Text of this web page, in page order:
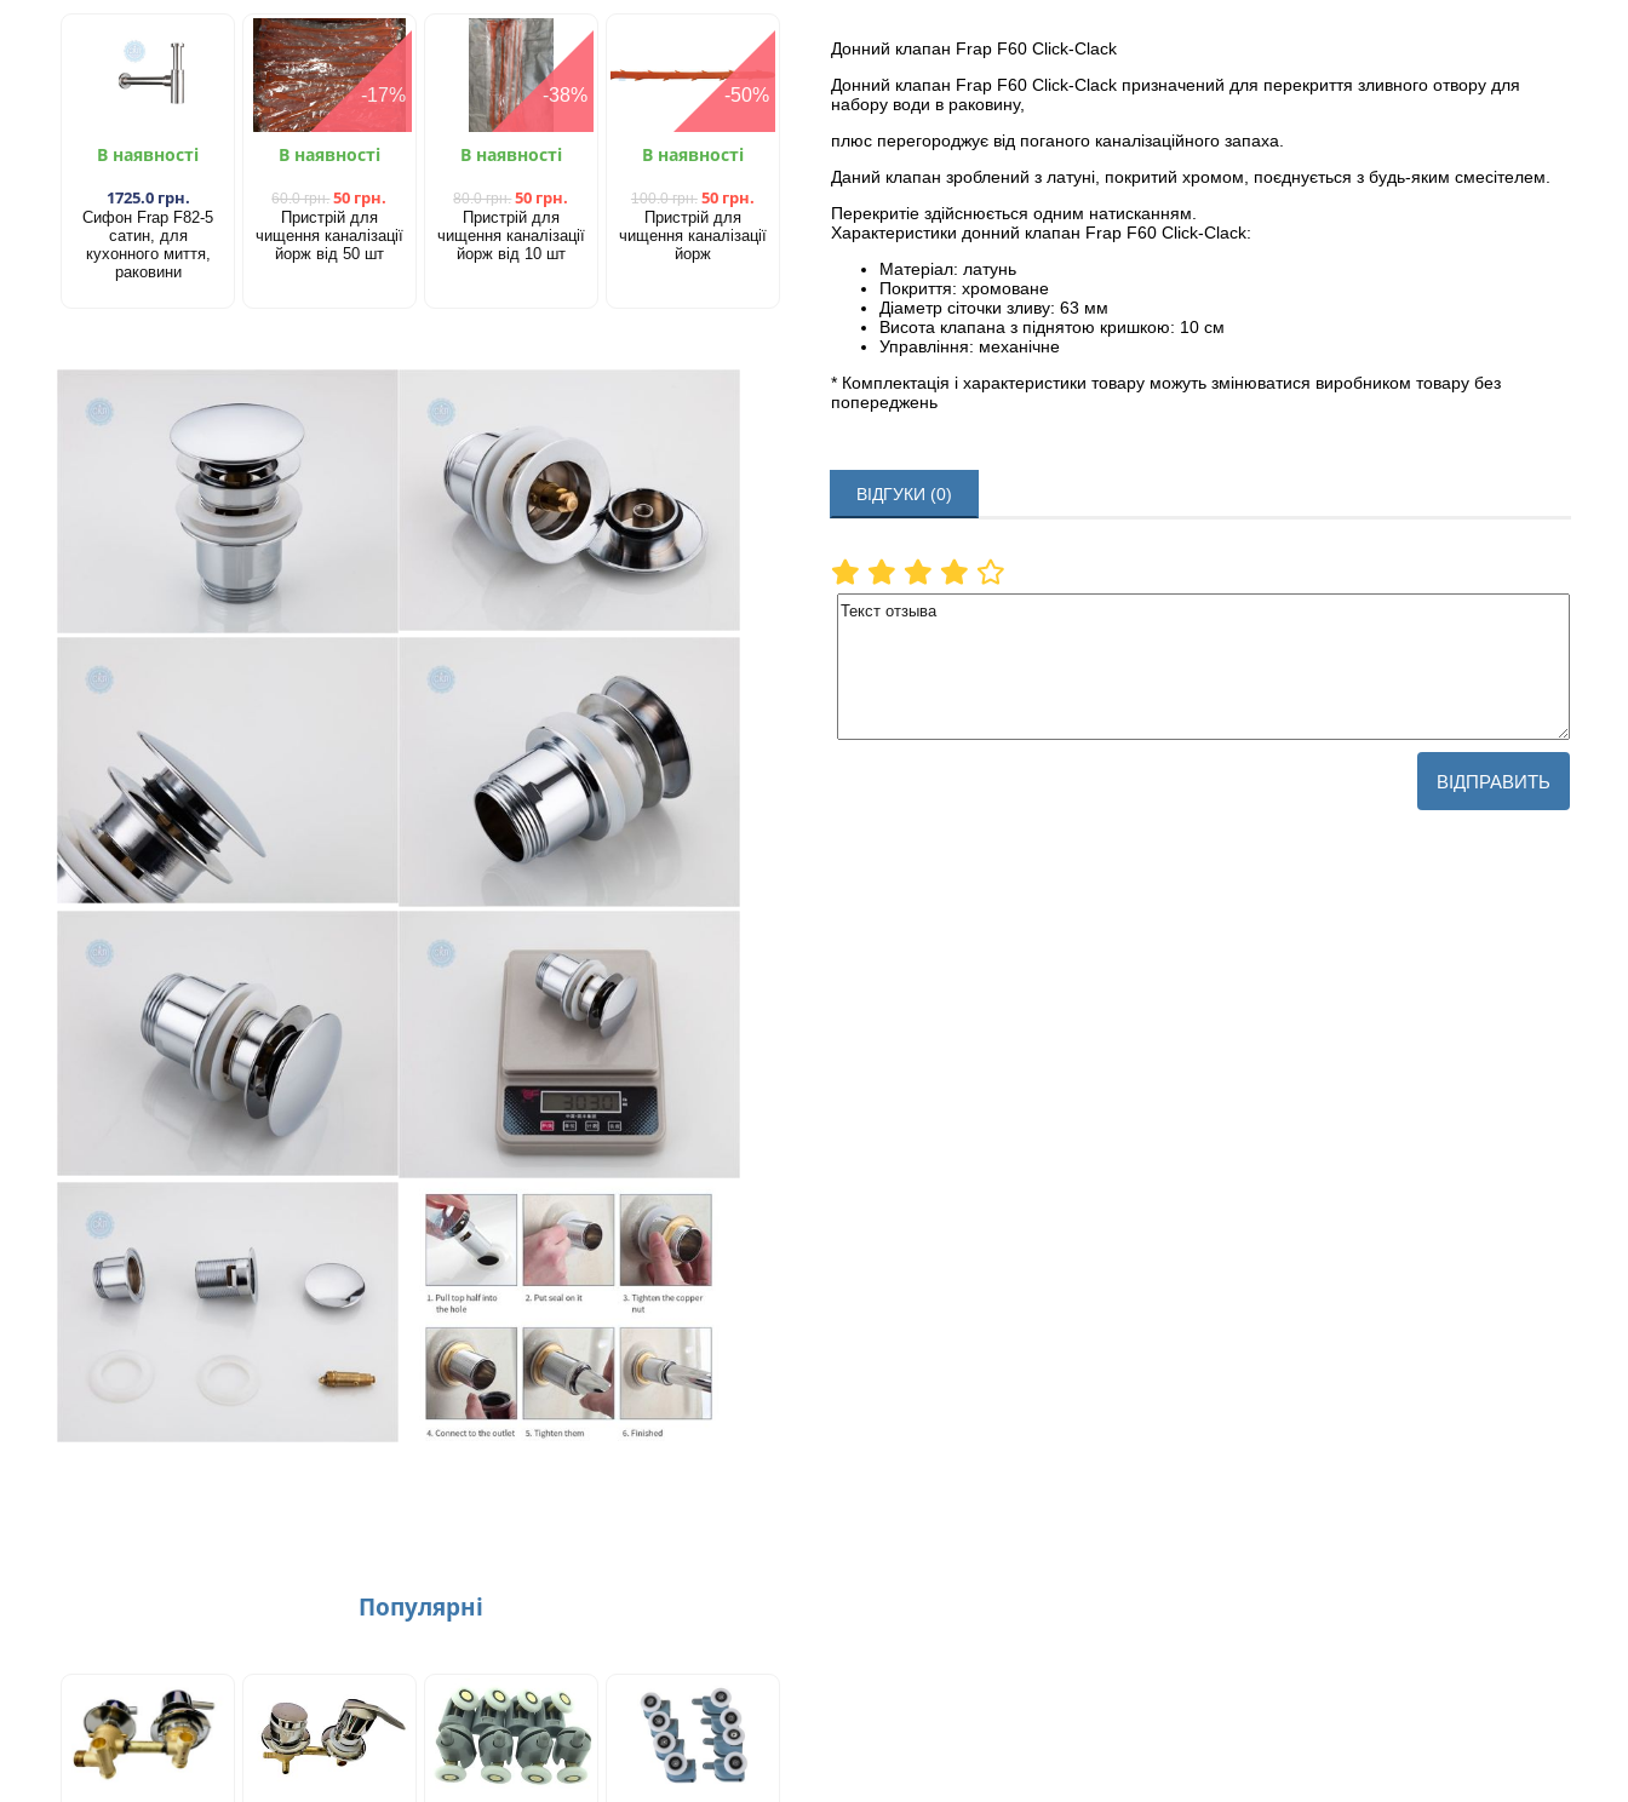
В наявності
1725.0 грн.
Сифон Frap F82-5
сатин, для
кухонного миття,
раковини
-17%
В наявності
60.0 грн. 50 грн.
Пристрій для
чищення каналізації
йорж від 50 шт​
-38%
В наявності
80.0 грн. 50 грн.
Пристрій для
чищення каналізації
йорж від 10 шт
-50%
В наявності
100.0 грн. 50 грн.
Пристрій для
чищення каналізації
йорж
Популярнi
Донний клапан Frap F60 Click-Clack
Донний клапан Frap F60 Click-Clack призначений для перекриття зливного отвору для
набору води в раковину,
плюс перегороджує від поганого каналізаційного запаха.
Даний клапан зроблений з латуні, покритий хромом, поєднується з будь-яким смесітелем.
Перекритіе здійснюється одним натисканням.
Характеристики донний клапан Frap F60 Click-Clack:
Матеріал: латунь
Покриття: хромоване
Діаметр сіточки зливу: 63 мм
Висота клапана з піднятою кришкою: 10 см
Управління: механічне
* Комплектація і характеристики товару можуть змінюватися виробником товару без
попереджень
ВІДГУКИ (0)
ВІДПРАВИТЬ